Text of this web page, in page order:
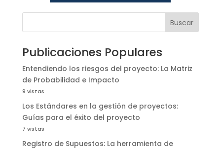
Buscar
Publicaciones Populares
Entendiendo los riesgos del proyecto: La Matriz
de Probabilidad e Impacto
9 vistas
Los Estándares en la gestión de proyectos:
Guías para el éxito del proyecto
7 vistas
Registro de Supuestos: La herramienta de